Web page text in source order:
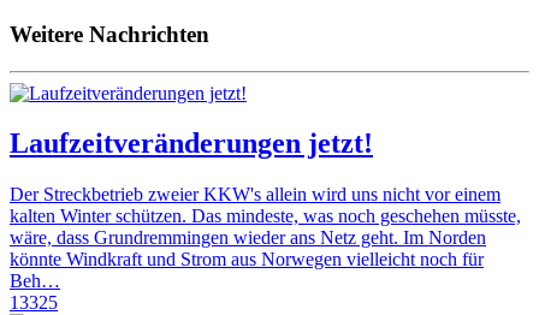
Weitere Nachrichten
Laufzeitveränderungen jetzt!
Der Streckbetrieb zweier KKW's allein wird uns nicht vor einem
kalten Winter schützen. Das mindeste, was noch geschehen müsste,
wäre, dass Grundremmingen wieder ans Netz geht. Im Norden
könnte Windkraft und Strom aus Norwegen vielleicht noch für
Beh…
13325